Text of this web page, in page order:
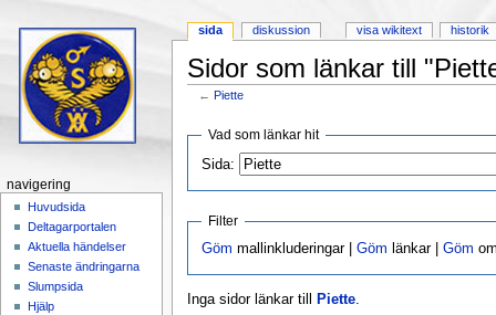
Sidor som länkar till
←Piette
Vad som länkar hit
Sida:
Filter
Göm mallinkluderingar |Göm länkar |Göm
Inga sidor länkar till Piette.
sida diskussion visa wikitext historik
navigering
Huvudsida
Deltagarportalen
Aktuella händelser
Senaste ändringarna
Slumpsida
Hjälp